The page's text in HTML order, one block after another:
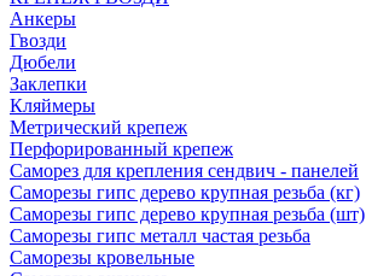
Анкеры
Гвозди
Дюбели
Заклепки
Кляймеры
Метрический крепеж
Перфорированный крепеж
Саморез для крепления сендвич - панелей
Саморезы гипс дерево крупная резьба (кг)
Саморезы гипс дерево крупная резьба (шт)
Саморезы гипс металл частая резьба
Саморезы кровельные